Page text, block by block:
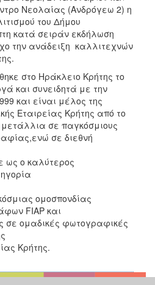
Νεολαίας (Ανδρόγεω 2) η
του Δήμου
κατά σειράν εκδήλωση
την ανάδειξη καλλιτεχνών
στο Ηράκλειο Κρήτης το
και συνειδητά με την
και είναι μέλος της
Εταιρείας Κρήτης από το
μετάλλια σε παγκόσμιους
σε διεθνή
ως ο καλύτερος
ομοσπονδίας
FIAP και
σε ομαδικές φωτογραφικές
Κρήτης.